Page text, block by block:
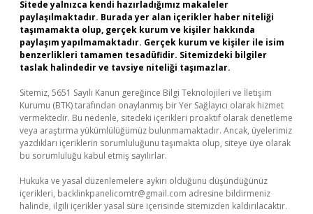
Sitede yalnızca kendi hazırladığımız makaleler
paylaşılmaktadır. Burada yer alan içerikler haber niteliği
taşımamakta olup, gerçek kurum ve kişiler hakkında
paylaşım yapılmamaktadır. Gerçek kurum ve kişiler ile isim
benzerlikleri tamamen tesadüfidir. Sitemizdeki bilgiler
taslak halindedir ve tavsiye niteliği taşımazlar.
Sitemiz, 5651 Sayılı Kanun gereğince Bilgi Teknolojileri ve İletişim
Kurumu (BTK) tarafından onaylanmış bir Yer Sağlayıcı olarak hizmet
vermektedir. Bu nedenle, sitedeki içerikleri proaktif olarak denetleme
veya araştırma yükümlülüğümüz bulunmamaktadır. Ancak, üyelerimiz
yazdıkları içeriklerin sorumluluğunu taşımakta olup, siteye üye olarak
bu sorumluluğu kabul etmiş sayılırlar.
Hukuka ve yasal düzenlemelere aykırı olduğunu düşündüğünüz
içerikleri, backlinkpanelicomtr@gmail.com adresine bildirmeniz
halinde, ilgili içerikler yasal süre içerisinde sitemizden kaldırılacaktır.